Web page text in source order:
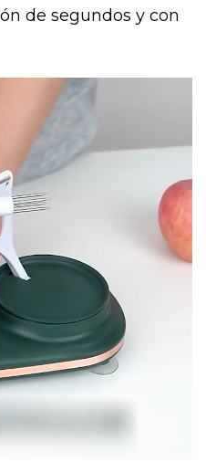
de segundos y con